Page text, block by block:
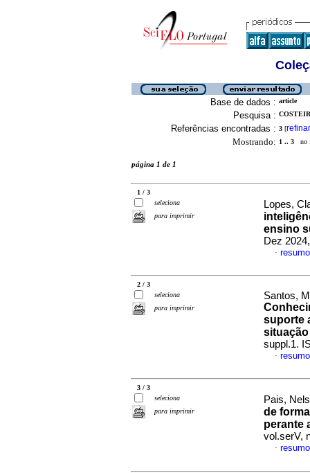
Base de dados : article
Pesquisa :
Referências encontradas : 3 [refinar
Mostrando: 1 .. 3 no
página 1 de 1
1 / 3
seleciona
para imprimir
Lopes,
ensino
Dez
·
2 / 3
seleciona
para imprimir
Santos,
suporte
suppl.1.
·
3 / 3
seleciona
para imprimir
Pais,
de
perante
vol.serV,
·